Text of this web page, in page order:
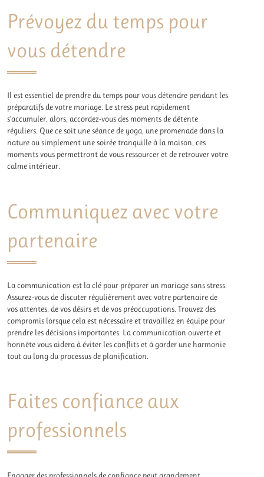
Prévoyez du temps pour
vous détendre
Il est essentiel de prendre du temps pour vous détendre pendant les
préparatifs de votre mariage. Le stress peut rapidement
s’accumuler, alors, accordez-vous des moments de détente
réguliers. Que ce soit une séance de yoga, une promenade dans la
nature ou simplement une soirée tranquille à la maison, ces
moments vous permettront de vous ressourcer et de retrouver votre
calme intérieur.
Communiquez avec votre
partenaire
La communication est la clé pour préparer un mariage sans stress.
Assurez-vous de discuter régulièrement avec votre partenaire de
vos attentes, de vos désirs et de vos préoccupations. Trouvez des
compromis lorsque cela est nécessaire et travaillez en équipe pour
prendre les décisions importantes. La communication ouverte et
honnête vous aidera à éviter les conflits et à garder une harmonie
tout au long du processus de planification.
Faites confiance aux
professionnels
Engager des professionnels de confiance peut grandement